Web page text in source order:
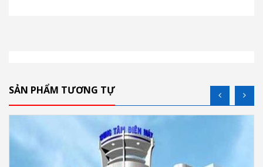
SẢN PHẨM TƯƠNG TỰ